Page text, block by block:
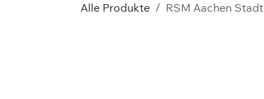
Alle Produkte RSM Aachen Stadt